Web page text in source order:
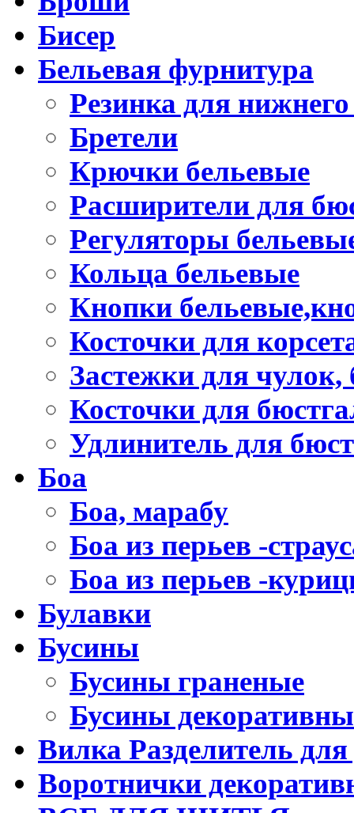
Бисер
Бельевая фурнитура
Резинка для
Бретели
Крючки бельевые
Расширители для
Регуляторы
Кольца бельевые
Кнопки
Косточки для
Застежки для чулок,
Косточки для
Удлинитель для
Боа
Боа, марабу
Боа из перьев -
Боа из перьев -
Булавки
Бусины
Бусины граненые
Бусины
Вилка Разделитель для
Воротнички